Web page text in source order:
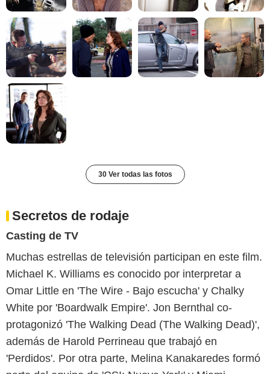
30 Ver todas las fotos
Secretos de rodaje
Casting de TV
Muchas estrellas de televisión participan en este film.
Michael K. Williams es conocido por interpretar a
Omar Little en 'The Wire - Bajo escucha' y Chalky
White por 'Boardwalk Empire'. Jon Bernthal co-
protagonizó 'The Walking Dead (The Walking Dead)',
además de Harold Perrineau que trabajó en
'Perdidos'. Por otra parte, Melina Kanakaredes formó